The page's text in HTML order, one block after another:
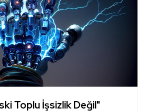
Toplu İşsizlik Değil"